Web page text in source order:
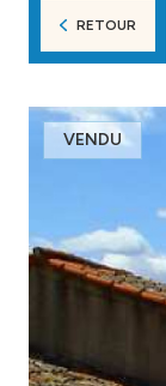
RETOUR
VENDU